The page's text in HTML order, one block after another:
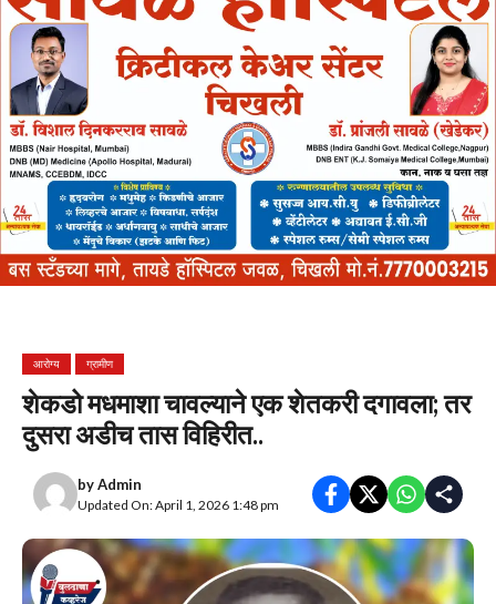
आरोग्य ग्रामीण
शेकडो मधमाशा चावल्याने एक शेतकरी दगावला; तर
दुसरा अडीच तास विहिरीत..
byAdmin
Updated On: April 1, 2026 1:48 pm